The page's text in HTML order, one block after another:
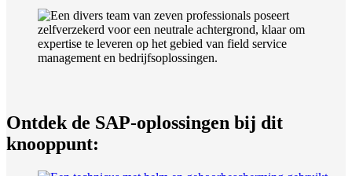
Ontdek de SAP-oplossingen bij dit
knooppunt: